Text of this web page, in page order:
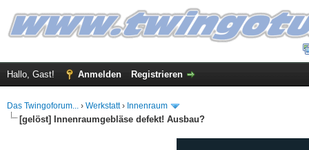
Hallo, Gast! Anmelden Registrieren
Das Twingoforum... › Werkstatt› Innenraum
[gelöst] Innenraumgebläse defekt! Ausbau?